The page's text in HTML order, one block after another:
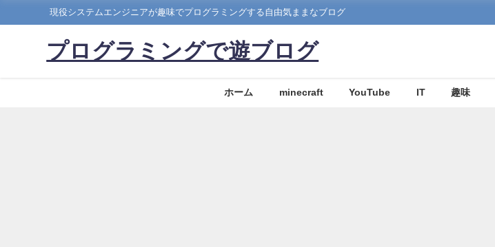
現役システムエンジニアが趣味でプログラミングする自由気ままなブログ
プログラミングで遊ブログ
ホーム minecraft YouTube IT 趣味